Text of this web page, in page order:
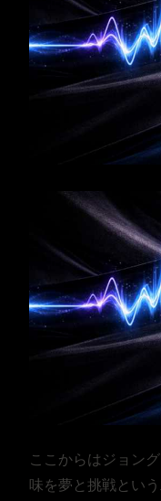
ここからはジョン
味を夢と挑戦とい